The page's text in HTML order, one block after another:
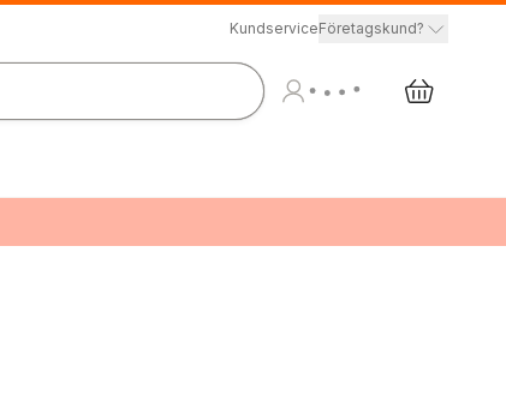
KundserviceFöretagskund?